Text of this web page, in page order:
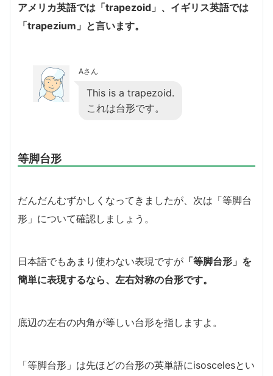
アメリカ英語では「trapezoid」、イギリス英語では
「trapezium」と言います。
Aさん
This is a trapezoid.
これは台形です。
等脚台形
だんだんむずかしくなってきましたが、次は「等脚台
形」について確認しましょう。
日本語でもあまり使わない表現ですが 「等脚台形」を
簡単に表現するなら、左右対称の台形です。
底辺の左右の内角が等しい台形を指しますよ。
「等脚台形」は先ほどの台形の英単語にisoscelesとい